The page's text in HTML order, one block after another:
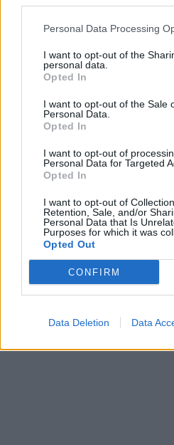
Personal Data Processing
I want to opt-out of the
personal data.
Opted In
I want to opt-out of the Sale
Personal Data.
Opted In
I want to opt-out of
Personal Data for Targeted
Opted In
I want to opt-out of
Retention, Sale, and/or
Personal Data that Is
Purposes for which it was
Opted Out
CONFIRM
Data Deletion Data